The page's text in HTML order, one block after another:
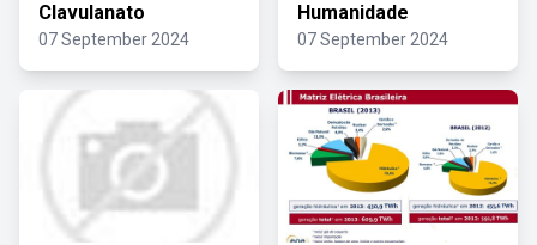
Clavulanato
07 September 2024
Humanidade
07 September 2024